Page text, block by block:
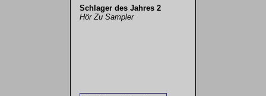
Schlager des Jahres 2
Hör Zu Sampler